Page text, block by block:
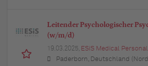
Leitender Psychologischer
(w/m/d)
19.03.2025, ESiS Medical
Paderborn, Deutschland (Nordrhein-Westfalen), Nordrhein-